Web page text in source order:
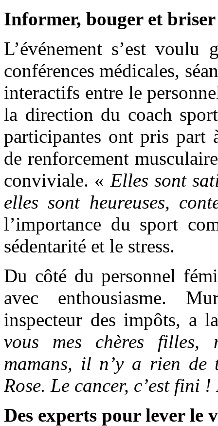
Informer, bouger et briser
L’événement s’est
conférences médicales,
interactifs entre le
la direction du coach
participantes ont pris part
de renforcement
conviviale. « Elles sont
elles sont heureuses,
l’importance du sport
sédentarité et le stress.
Du côté du personnel
avec enthousiasme.
inspecteur des impôts, a
vous mes chères filles,
mamans, il n’y a rien de
Rose. Le cancer, c’est fini
Des experts pour lever le